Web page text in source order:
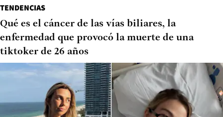
TENDENCIAS
Qué es el cáncer de las vías biliares, la
enfermedad que provocó la muerte de una
tiktoker de 26 años